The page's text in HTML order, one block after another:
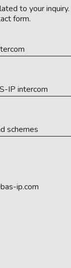
to your inquiry.
form.
IP intercom
schemes
ip.com